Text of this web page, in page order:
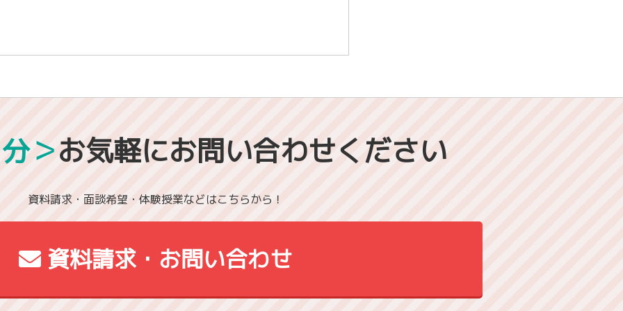
＞お気軽にお問い合わせください
資料請求・面談希望・体験授業などはこちらから！
資料請求・お問い合わせ